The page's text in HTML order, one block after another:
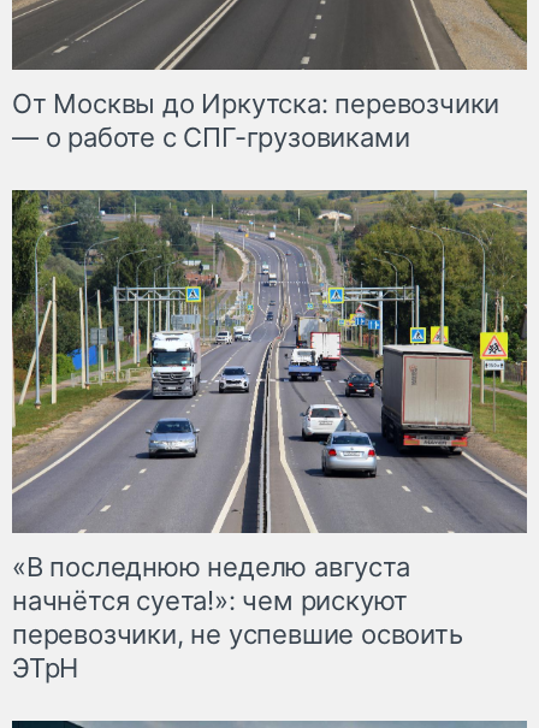
От Москвы до Иркутска: перевозчики
— о работе с СПГ-грузовиками
«В последнюю неделю августа
начнётся суета!»: чем рискуют
перевозчики, не успевшие освоить
ЭТрН